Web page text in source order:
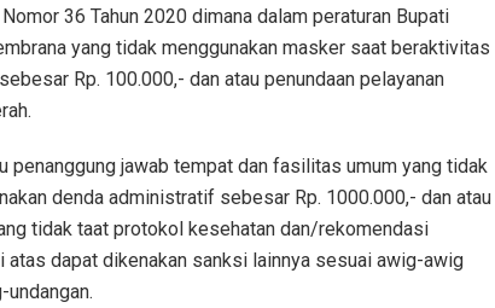
36 Tahun 2020 dimana dalam peraturan Bupati
yang tidak menggunakan masker saat beraktivitas
Rp. 100.000,- dan atau penundaan pelayanan
penanggung jawab tempat dan fasilitas umum yang tidak
denda administratif sebesar Rp. 1000.000,- dan atau
tidak taat protokol kesehatan dan/rekomendasi
dapat dikenakan sanksi lainnya sesuai awig-awig